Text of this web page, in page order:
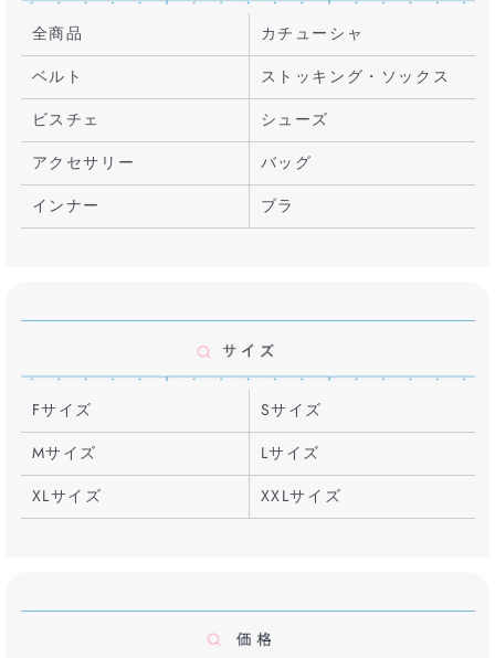
全商品
カチューシャ
ベルト
ストッキング・ソックス
ビスチェ
シューズ
アクセサリー
バッグ
インナー
ブラ
Fサイズ
Sサイズ
Mサイズ
Lサイズ
XLサイズ
XXLサイズ